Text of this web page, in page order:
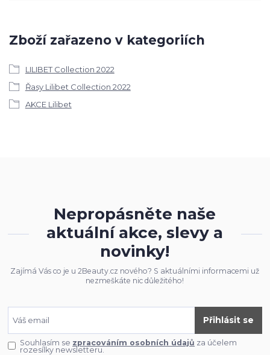
Zboží zařazeno v kategoriích
LILIBET Collection 2022
Řasy Lilibet Collection 2022
AKCE Lilibet
Nepropásněte naše
aktuální akce, slevy a
novinky!
Zajímá Vás co je u 2Beauty.cz nového? S aktuálními informacemi už
nezmeškáte nic důležitého!
Přihlásit se
Souhlasím se zpracováním osobních údajů za účelem
rozesílky newsletteru.